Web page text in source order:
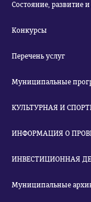
Состояние, развитие
Конкурсы
Перечень услуг
Муниципальные
КУЛЬТУРНАЯ И
ИНФОРМАЦИЯ О
ИНВЕСТИЦИОННАЯ
Муниципальные